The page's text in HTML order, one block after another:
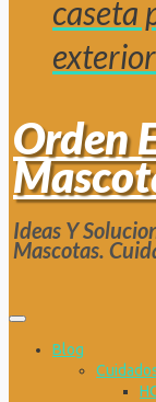
caseta
Orden
Ideas Y
Mascotas.
Blog